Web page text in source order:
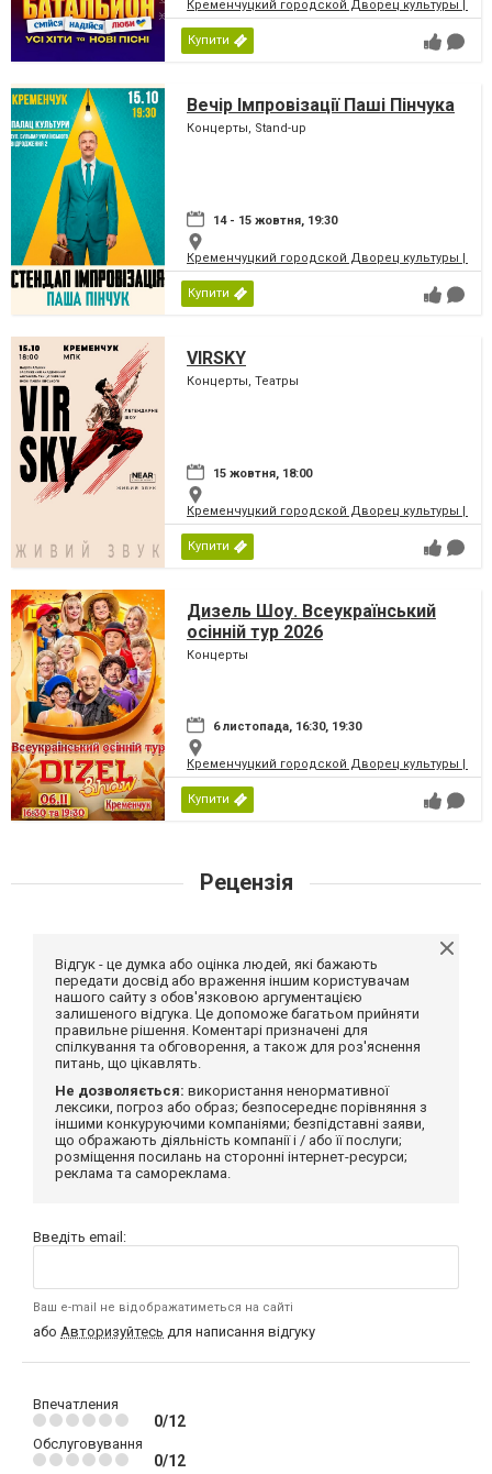
Кременчуцкий городской Дворец культуры |
Купити
Вечір Імпровізації Паші Пінчука
Концерты, Stand-up
14 - 15 жовтня, 19:30
Кременчуцкий городской Дворец культуры |
Купити
VIRSKY
Концерты, Театры
15 жовтня, 18:00
Кременчуцкий городской Дворец культуры |
Купити
Дизель Шоу. Всеукраїнський
осінній тур 2026
Концерты
6 листопада, 16:30, 19:30
Кременчуцкий городской Дворец культуры |
Купити
Рецензія
Відгук - це думка або оцінка людей, які бажають
передати досвід або враження іншим користувачам
нашого сайту з обов'язковою аргументацією
залишеного відгука. Це допоможе багатьом прийняти
правильне рішення. Коментарі призначені для
спілкування та обговорення, а також для роз'яснення
питань, що цікавлять.
Не дозволяється: використання ненормативної
лексики, погроз або образ; безпосереднє порівняння з
іншими конкуруючими компаніями; безпідставні заяви,
що ображають діяльність компанії і / або її послуги;
розміщення посилань на сторонні інтернет-ресурси;
реклама та самореклама.
Введіть email:
Ваш e-mail не відображатиметься на сайті
або Авторизуйтесь для написання відгуку
Впечатления
0/12
Обслуговування
0/12